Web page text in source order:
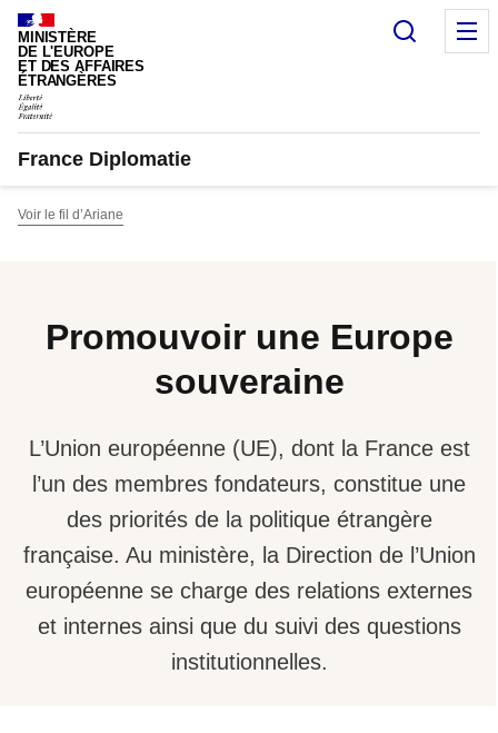
Panneau de gestion des cookies
MINISTÈRE
DE L'EUROPE
ET DES AFFAIRES
ÉTRANGÈRES
France Diplomatie
Voir le fil d’Ariane
Promouvoir une Europe
souveraine
L’Union européenne (UE), dont la France est
l’un des membres fondateurs, constitue une
des priorités de la politique étrangère
française. Au ministère, la Direction de l’Union
européenne se charge des relations externes
et internes ainsi que du suivi des questions
institutionnelles.